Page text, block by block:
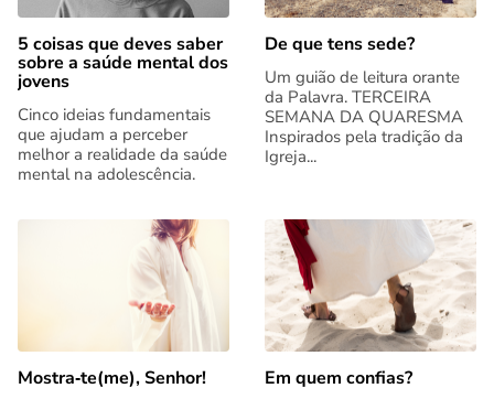
5 coisas que deves saber
sobre a saúde mental dos
jovens
Cinco ideias fundamentais
que ajudam a perceber
melhor a realidade da saúde
mental na adolescência.
De que tens sede?
Um guião de leitura orante
da Palavra. TERCEIRA
SEMANA DA QUARESMA
Inspirados pela tradição da
Igreja...
Mostra‑te(me), Senhor! Em quem confias?